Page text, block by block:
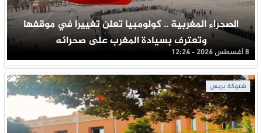
الصحراء المغربية .. كولومبيا تعلن تغييرا في موقفها
وتعترف بسيادة المغرب على صحرائه
8 أغسطس 2026 - 12:24
شتوكة بريس